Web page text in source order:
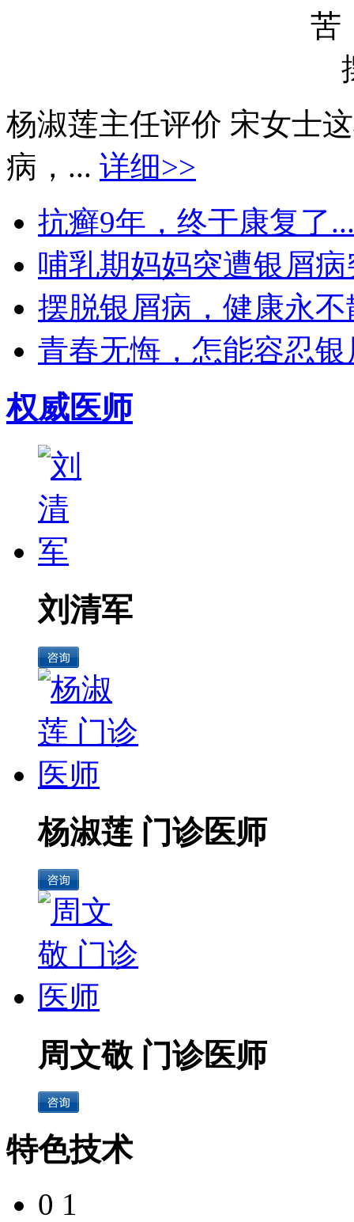
杨淑莲主任评价 宋女士
病，... 详细>>
抗癣9年，终于康复了...
哺乳期妈妈突遭银屑
摆脱银屑病，健康永不
青春无悔，怎能容忍
权威医师
刘清军
杨淑莲 门诊医师
周文敬 门诊医师
特色技术
0 1